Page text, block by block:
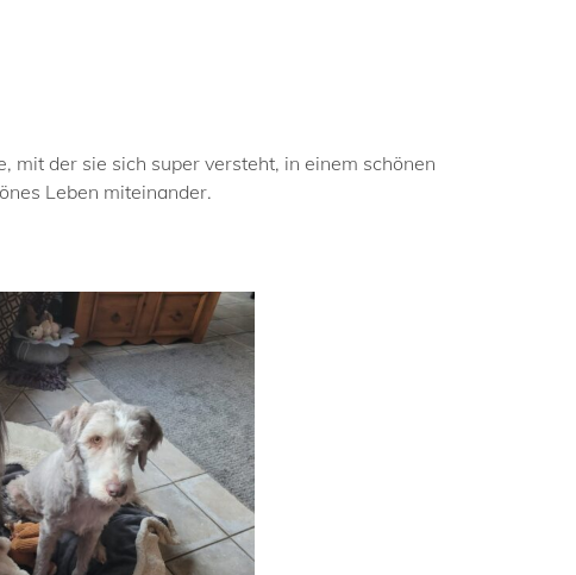
mit der sie sich super versteht, in einem schönen
Leben miteinander.